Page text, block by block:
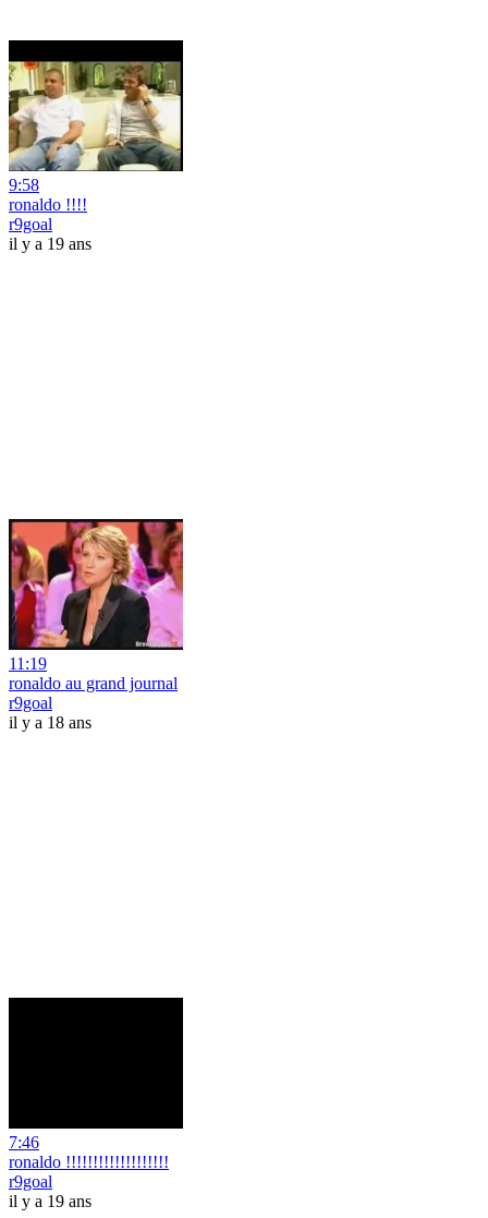
9:58
ronaldo !!!!
r9goal
il y a 19 ans
11:19
ronaldo au grand journal
r9goal
il y a 18 ans
7:46
ronaldo !!!!!!!!!!!!!!!!!!!
r9goal
il y a 19 ans